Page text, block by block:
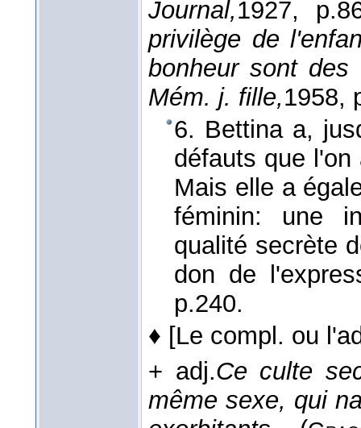
Journal,1927,
privilège de
bonheur sont
Mém. j. fille,1958,
6. Bettina a,
défauts que
Mais elle a
féminin: une
qualité secrète
don de
p.240.
♦ [Le compl. ou
+ adj.Ce culte
même sexe, qui